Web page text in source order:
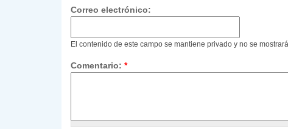
Correo electrónico:
El contenido de este campo se mantiene privado y no se
Comentario: *